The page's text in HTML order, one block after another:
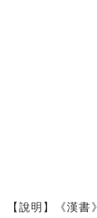
【說明】《漢書